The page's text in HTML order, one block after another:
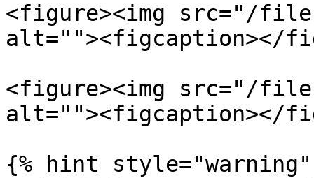
<figure><img src="/files/
alt=""><figcaption></
<figure><img src="/files/
alt=""><figcaption></
{% hint style="warning"